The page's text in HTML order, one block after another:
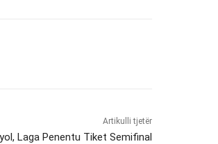
Artikulli tjetër
Laga Penentu Tiket Semifinal